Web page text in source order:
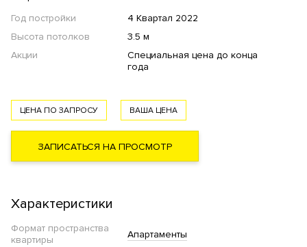
Год постройки
4 Квартал 2022
Высота потолков
3.5 м
Акции
Специальная цена до конца
года
ЦЕНА ПО ЗАПРОСУ ВАША ЦЕНА
ЗАПИСАТЬСЯ НА ПРОСМОТР
Характеристики
Формат пространства
квартиры
Апартаменты